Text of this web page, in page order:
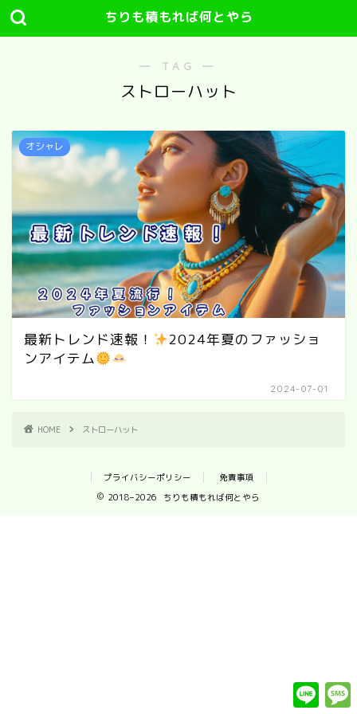
ちりも積もれば何とやら
― TAG ―
ストローハット
オシャレ
最新トレンド速報！
2024年夏のファッショ
ンアイテム
2024-07-01
HOME ストローハット
プライバシーポリシー
免責事項
2018–2026 ちりも積もれば何とやら
L